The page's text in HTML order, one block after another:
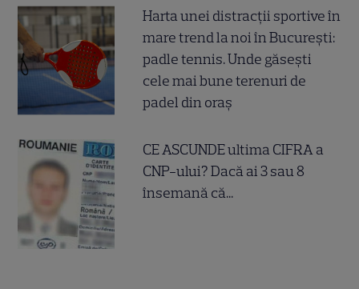
Harta unei distracții sportive în
mare trend la noi în București:
padle tennis. Unde găsești
cele mai bune terenuri de
padel din oraș
CE ASCUNDE ultima CIFRA a
CNP-ului? Dacă ai 3 sau 8
însemană că...